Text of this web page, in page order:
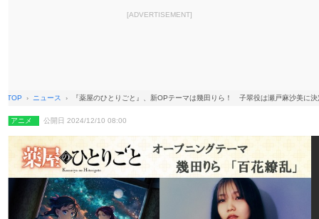
[ADVERTISEMENT]
TOP ニュース 『薬屋のひとりごと』、新OPテーマは幾田りら！ 子翠役は瀬戸麻沙美に決
アニメ 公開日 2024/12/10 08:00